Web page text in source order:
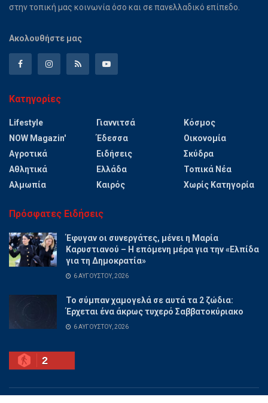
στην τοπική μας κοινωνία όσο και σε πανελλαδικό επίπεδο.
Ακολουθήστε μας
Κατηγορίες
Lifestyle
NOW Magazin'
Αγροτικά
Αθλητικά
Αλμωπία
Γιαννιτσά
Έδεσσα
Ειδήσεις
Ελλάδα
Καιρός
Κόσμος
Οικονομία
Σκύδρα
Τοπικά Νέα
Χωρίς Κατηγορία
Πρόσφατες Ειδήσεις
Έφυγαν οι συνεργάτες, μένει η Μαρία
Καρυστιανού – Η επόμενη μέρα για την «Ελπίδα
για τη Δημοκρατία»
6 ΑΥΓΟΎΣΤΟΥ, 2026
Το σύμπαν χαμογελά σε αυτά τα 2 ζώδια:
Έρχεται ένα άκρως τυχερό Σαββατοκύριακο
6 ΑΥΓΟΎΣΤΟΥ, 2026
2